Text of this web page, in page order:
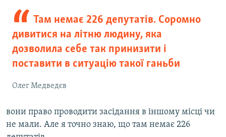
Там немає 226 депутатів. Соромно
дивитися на літню людину, яка
дозволила себе так принизити і
поставити в ситуацію такої ганьби
Олег Медведєв
вони право проводити засідання в іншому місці чи
не мали. Але я точно знаю, що там немає 226